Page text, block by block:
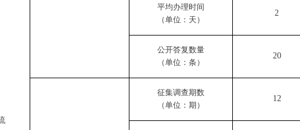
平均办理时间
（单位：天）
2
公开答复数量
（单位：条）
20
征集调查期数
（单位：期）
12